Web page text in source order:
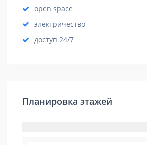
open space
электричество
доступ 24/7
Планировка этажей